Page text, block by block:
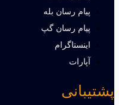
پیام رسان بله
پیام رسان گپ
اینستاگرام
آپارات
پشتیبانی